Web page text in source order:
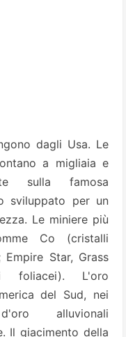
dagli Usa. Le
a migliaia e
sulla famosa
sviluppato per un
Le miniere più
Co (cristalli
Star, Grass
foliacei). L'oro
del Sud, nei
alluvionali
Il giacimento della